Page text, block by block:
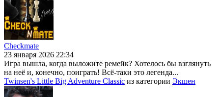
Checkmate
23 января 2026 22:34
Игра вышла, когда выложите ремейк? Хотелось бы взглянуть
на неё и, конечно, поиграть! Всё-таки это легенда...
Twinsen's Little Big Adventure Classic из категории Экшен